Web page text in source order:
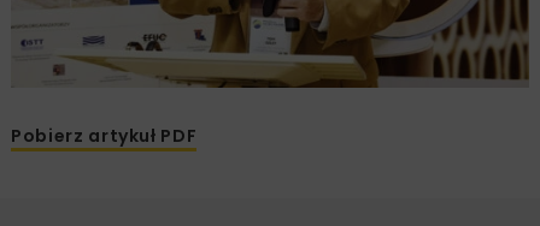
Pobierz artykuł PDF